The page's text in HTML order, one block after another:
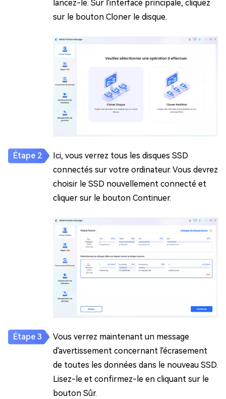
lancez-le. Sur l'interface principale, cliquez
sur le bouton Cloner le disque.
Ici, vous verrez tous les disques SSD
connectés sur votre ordinateur. Vous devrez
choisir le SSD nouvellement connecté et
cliquer sur le bouton Continuer.
Vous verrez maintenant un message
d'avertissement concernant l'écrasement
de toutes les données dans le nouveau SSD.
Lisez-le et confirmez-le en cliquant sur le
bouton Sûr.